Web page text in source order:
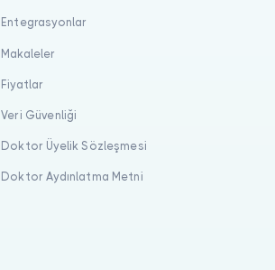
Entegrasyonlar
Makaleler
Fiyatlar
Veri Güvenliği
Doktor Üyelik Sözleşmesi
Doktor Aydınlatma Metni